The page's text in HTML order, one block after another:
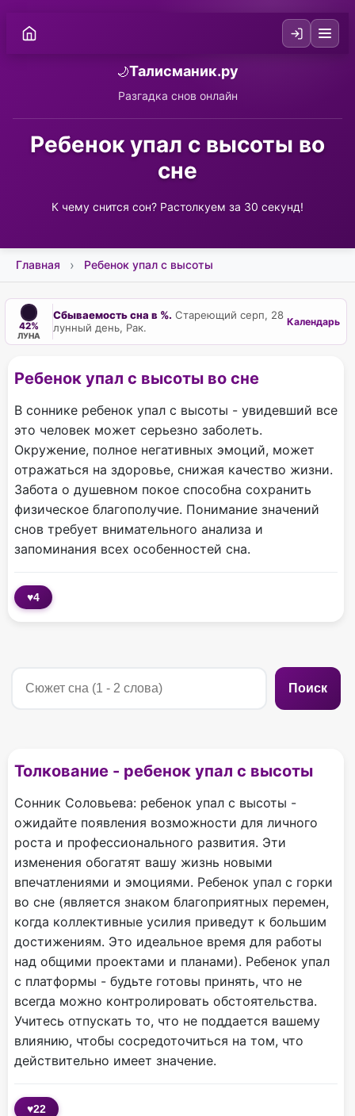
🌙Талисманик.ру
Разгадка снов онлайн
Ребенок упал с высоты во
сне
К чему снится сон? Растолкуем за 30 секунд!
Главная Ребенок упал с высоты
42%
ЛУНА
Сбываемость сна в %. Стареющий серп, 28
лунный день, Рак.
Календарь
Ребенок упал с высоты во сне
В соннике ребенок упал с высоты - увидевший все
это человек может серьезно заболеть.
Окружение, полное негативных эмоций, может
отражаться на здоровье, снижая качество жизни.
Забота о душевном покое способна сохранить
физическое благополучие. Понимание значений
снов требует внимательного анализа и
запоминания всех особенностей сна.
♥4
Поиск
Толкование - ребенок упал с высоты
Сонник Соловьева: ребенок упал с высоты -
ожидайте появления возможности для личного
роста и профессионального развития. Эти
изменения обогатят вашу жизнь новыми
впечатлениями и эмоциями. Ребенок упал с горки
во сне (является знаком благоприятных перемен,
когда коллективные усилия приведут к большим
достижениям. Это идеальное время для работы
над общими проектами и планами). Ребенок упал
с платформы - будьте готовы принять, что не
всегда можно контролировать обстоятельства.
Учитесь отпускать то, что не поддается вашему
влиянию, чтобы сосредоточиться на том, что
действительно имеет значение.
♥22